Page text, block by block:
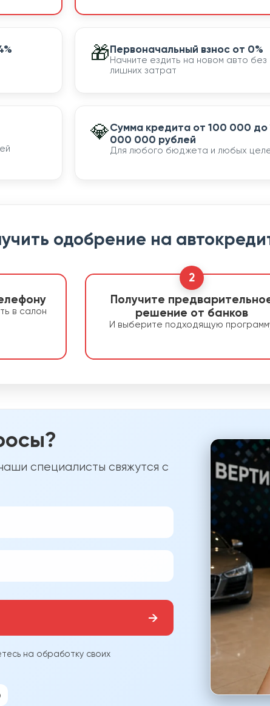
🎁Первоначальный взнос от 0%
Начните ездить на новом авто без
лишних затрат
💎Сумма кредита от 100 000 до
000 000 рублей
Для любого бюджета и любых
одобрение на
в салон
2
Получите
решение от банков
И выберите подходящую
специалисты свяжутся с
→
на обработку своих